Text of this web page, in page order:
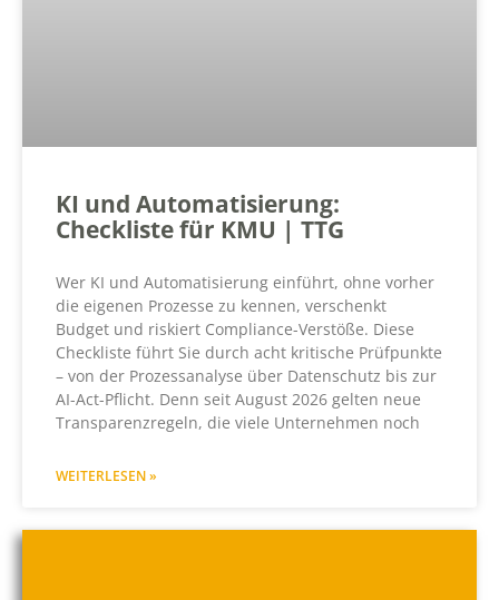
KI und Automatisierung:
Checkliste für KMU | TTG
Wer KI und Automatisierung einführt, ohne vorher
die eigenen Prozesse zu kennen, verschenkt
Budget und riskiert Compliance-Verstöße. Diese
Checkliste führt Sie durch acht kritische Prüfpunkte
– von der Prozessanalyse über Datenschutz bis zur
AI-Act-Pflicht. Denn seit August 2026 gelten neue
Transparenzregeln, die viele Unternehmen noch
WEITERLESEN »